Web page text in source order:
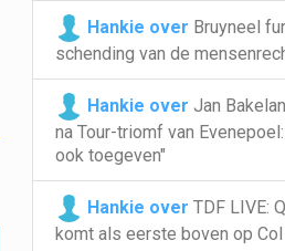
Hankie over Bruyneel
schending van de
Hankie over Jan
na Tour-triomf van
ook toegeven"
Hankie over TDF LIVE:
komt als eerste boven op